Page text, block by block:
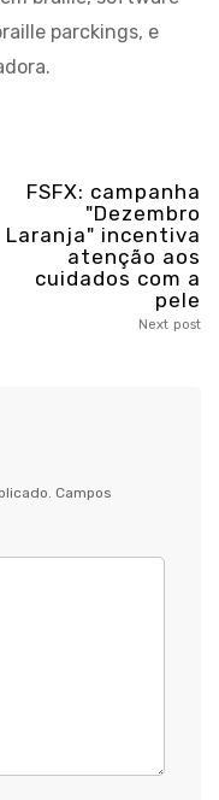
parckings, e
FSFX: campanha
"Dezembro
Laranja" incentiva
atenção aos
cuidados com a
pele
Next post
Campos